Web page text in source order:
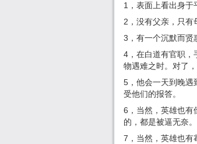
1，表面上看出身于
2，没有父亲，只有
3，有一个沉默而贤
4，在白道有官职，
物遇难之时。对了
5，他会一天到晚遇
受他们的报答。
6，当然，英雄也有
的，都是被逼无奈
7，当然，英雄也